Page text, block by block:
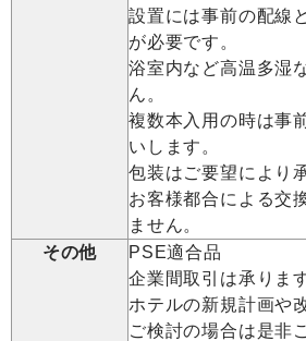
設置には事前の配線
が必要です。
浴室内など高温多湿
ん。
複数本入用の時は事
いします。
包装はご要望により
お客様都合による交
ません。
その他
PSE適合品
企業間取引は承りま
ホテルの新規計画や
ご検討の場合は是非